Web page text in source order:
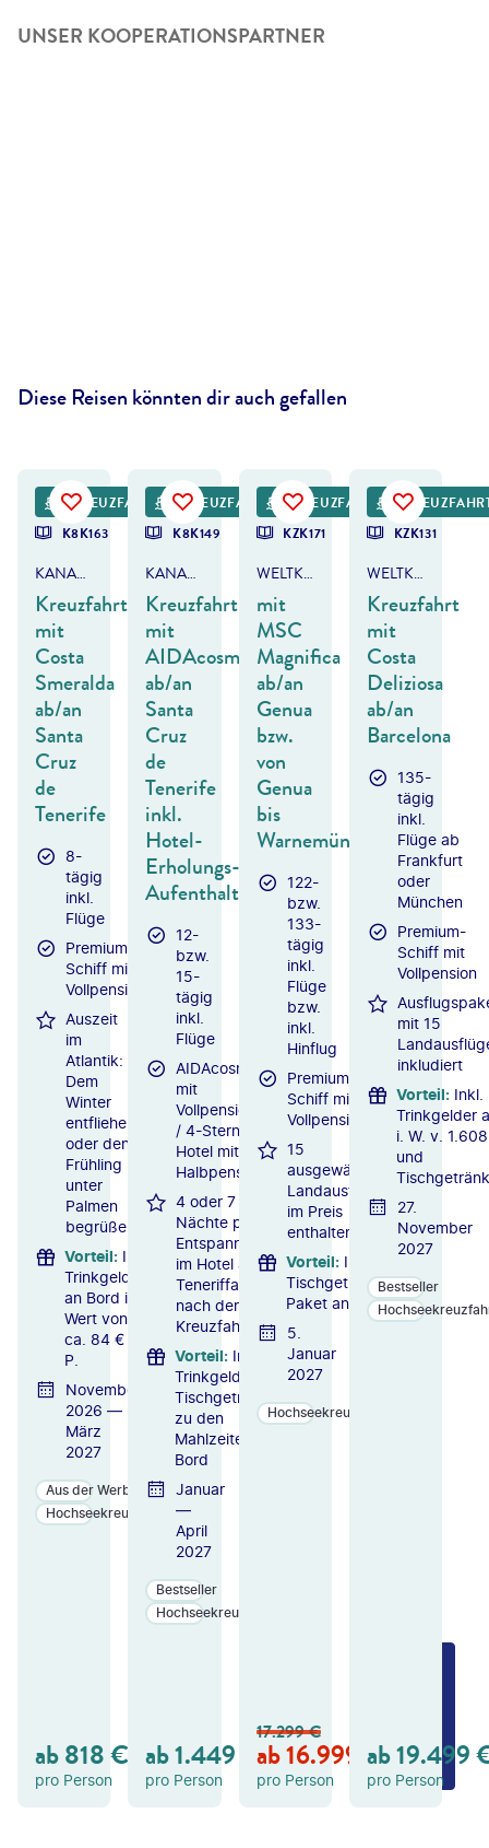
UNSER KOOPERATIONSPARTNER
Diese Reisen könnten dir auch gefallen
KREUZFAHRT
K8K163
KANAREN & MADEIRA
Kreuzfahrt
mit
Costa
Smeralda
ab/an
Santa
Cruz
de
Tenerife
8-
tägig
inkl.
Flüge
Premium-
Schiff mit
Vollpension
Auszeit
im
Atlantik:
Dem
Winter
entfliehen
oder den
Frühling
unter
Palmen
begrüßen
Vorteil: Inkl.
Trinkgelder
an Bord im
Wert von
ca. 84 € p.
P.
November
2026 —
März
2027
Aus der Werbung
Hochseekreuzfahrten
ab818€
pro Person
B
OT
KREUZFAHRT
K8K149
KANAREN & MADEIRA
Kreuzfahrt
mit
AIDAcosma
ab/an
Santa
Cruz
de
Tenerife
inkl.
Hotel-
Erholungs-
Aufenthalt
12-
bzw.
15-
tägig
inkl.
Flüge
AIDAcosma
mit
Vollpension
/ 4-Sterne-
Hotel mit
Halbpension
4 oder 7
Nächte pure
Entspannung
im Hotel auf
Teneriffa
nach der
Kreuzfahrt
Vorteil: Inkl.
Trinkgelder &
Tischgetränke
zu den
Mahlzeiten an
Bord
Januar
—
April
2027
Bestseller
Hochseekreuzfahrten
ab1.449 €
pro Person
GE
B
OT
DEALKREUZFAHRT
KZK171
WELTKREUZFAHRT
mit
MSC
Magnifica
ab/an
Genua
bzw.
von
Genua
bis
Warnemünde
122-
bzw.
133-
tägig
inkl.
Flüge
bzw.
inkl.
Hinflug
Premium-
Schiff mit
Vollpension
15
ausgewählte
Landausflüge
im Preis
enthalten
Vorteil: Inkl.
Tischgetränke-
Paket an Bord
5.
Januar
2027
Hochseekreuzfahrten
17.299€
ab16.999 €
pro Person
B
OT
KZK131
WELTKREUZFAHRT
Kreuzfahrt
mit
Costa
Deliziosa
ab/an
Barcelona
135-
tägig
inkl.
Flüge ab
Frankfurt
oder
München
Premium-
Schiff mit
Vollpension
mit 15
inkludiert
Vorteil: Inkl.
Trinkgelder
i. W. v.
und
27.
November
2027
Bestseller
ab19.499
pro Person